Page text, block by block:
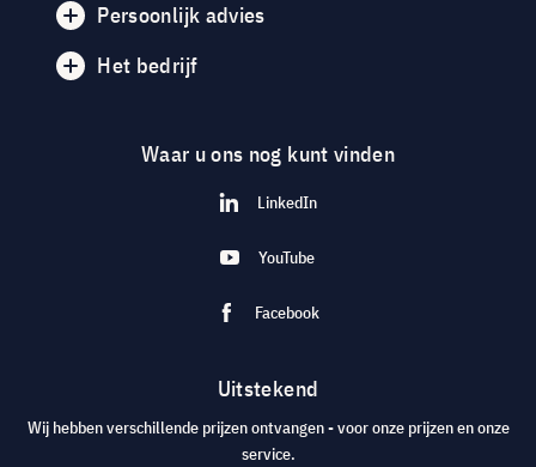
Persoonlijk advies
Het bedrijf
Waar u ons nog kunt vinden
LinkedIn
YouTube
Facebook
Uitstekend
Wij hebben verschillende prijzen ontvangen - voor onze prijzen en onze
service.